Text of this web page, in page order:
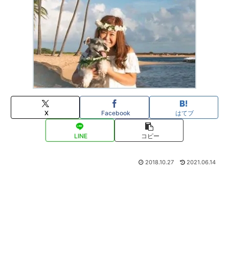
X Facebook はてブ
LINE コピー
2018.10.27 2021.06.14